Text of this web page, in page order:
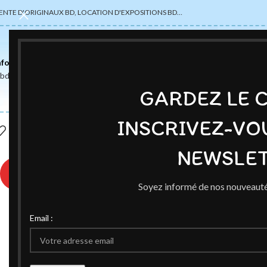
GARDEZ LE
INSCRIVEZ-
Soyez informé de nos
Email :
D'ORIGINAUX BD, LOCATION D'EXPOSITIONS BD…